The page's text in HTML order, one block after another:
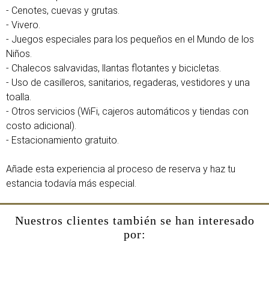
- Cenotes, cuevas y grutas.
- Vivero.
- Juegos especiales para los pequeños en el Mundo de los
Niños.
- Chalecos salvavidas, llantas flotantes y bicicletas.
- Uso de casilleros, sanitarios, regaderas, vestidores y una
toalla.
- Otros servicios (WiFi, cajeros automáticos y tiendas con
costo adicional).
- Estacionamiento gratuito.
Añade esta experiencia al proceso de reserva y haz tu
estancia todavía más especial.
Nuestros clientes también se han interesado
por: